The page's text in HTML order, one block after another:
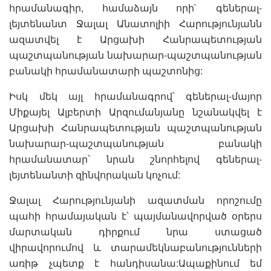
հրամանագիր, համաձայն որի` գեներալ-
լեյտենանտ Ջալալ Անատոլիի Հարությունյանն
ազատվել է Արցախի Հանրապետության
պաշտպանության նախարար-պաշտպանության
բանակի հրամանատարի պաշտոնից:
Իսկ մեկ այլ հրամանագրով՝ գեներալ-մայոր
Միքայել Ալբերտի Արզումանյանը նշանակվել է
Արցախի Հանրապետության պաշտպանության
նախարար-պաշտպանության բանակի
հրամանատար՝ նրան շնորհելով գեներալ-
լեյտենանտի զինվորական կոչում:
Ջալալ Հարությունյանի ազատման որոշումը
պահի հրամայական է՝ պայմանավորված օրերս
մարտական դիրքում նրա ստացած
վիրավորումով և տարամեկնաբանությունների
առիթ չպետք է հանդիսանա:Ապաքինում եմ